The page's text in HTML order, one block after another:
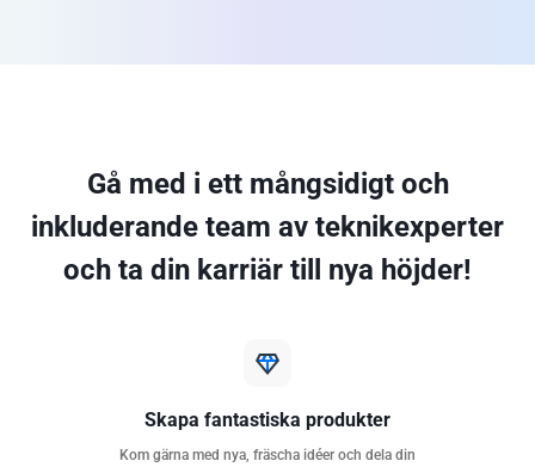
Gå med i ett mångsidigt och
inkluderande team av teknikexperter
och ta din karriär till nya höjder!
Skapa fantastiska produkter
Kom gärna med nya, fräscha idéer och dela din